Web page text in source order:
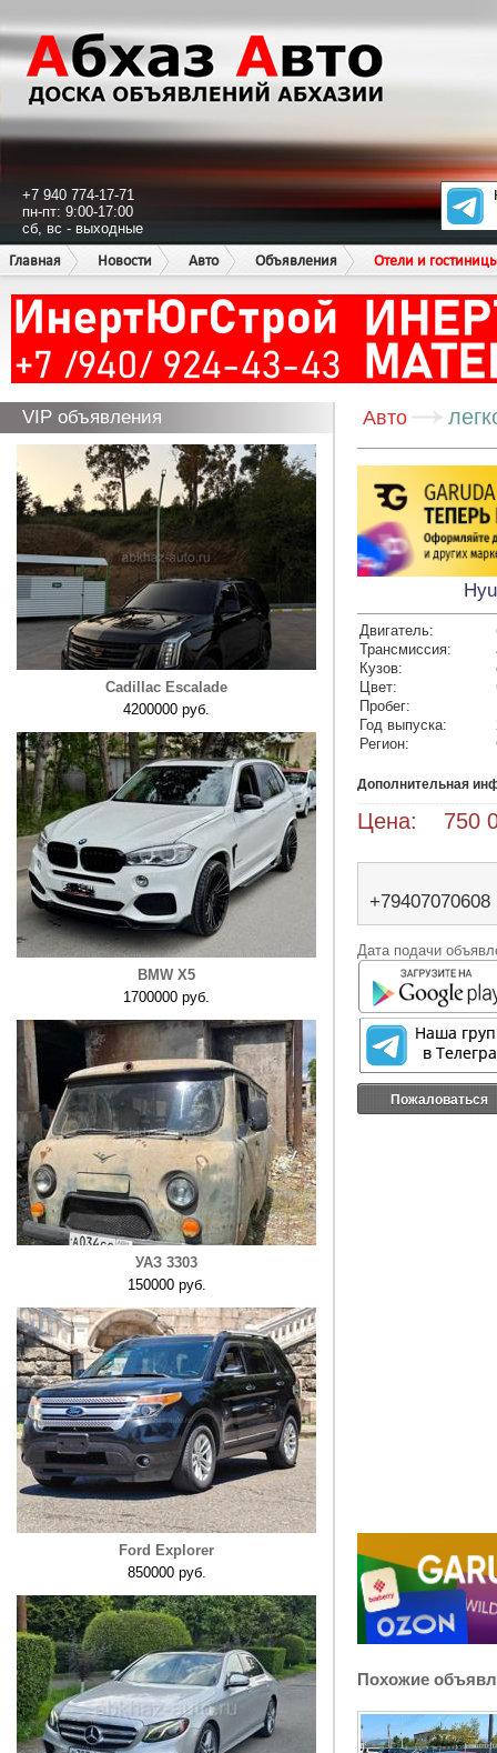
+7 940 774-17-71
пн-пт: 9:00-17:00
сб, вс - выходные
Главная
Новости Авто Объявления Отели и
VIP объявления
Cadillac Escalade
4200000 руб.
BMW X5
1700000 руб.
УАЗ 3303
150000 руб.
Ford Explorer
850000 руб.
Авто
Двигатель:
Трансмиссия:
Кузов:
Цвет:
Пробег:
Год выпуска:
Регион:
Дополнительная
Цена: 750
+79407070608
Дата подачи
Пожаловаться
Похожие